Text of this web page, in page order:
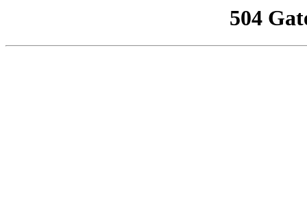
504